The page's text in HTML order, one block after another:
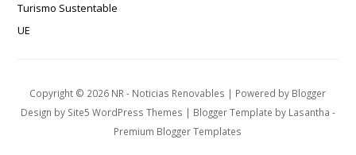
Turismo Sustentable
UE
Copyright © 2026 NR - Noticias Renovables | Powered by Blogger
Design by Site5 WordPress Themes | Blogger Template by Lasantha -
Premium Blogger Templates